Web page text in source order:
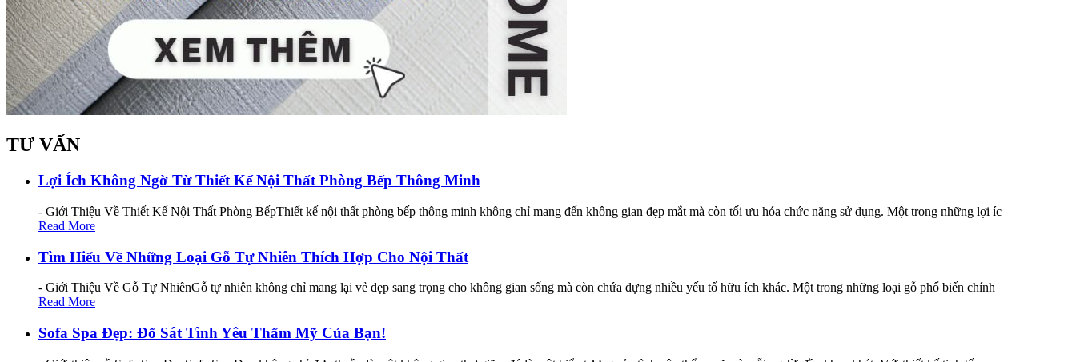
TƯ VẤN
Lợi Ích Không Ngờ Từ Thiết Kế Nội Thất Phòng Bếp Thông Minh
- Giới Thiệu Về Thiết Kế Nội Thất Phòng BếpThiết kế nội thất phòng bếp thông minh không chỉ mang đến không gian đẹp mắt mà còn tối ưu hóa chức năng sử dụng. Một trong những lợi íc
Read More
Tìm Hiểu Về Những Loại Gỗ Tự Nhiên Thích Hợp Cho Nội Thất
- Giới Thiệu Về Gỗ Tự NhiênGỗ tự nhiên không chỉ mang lại vẻ đẹp sang trọng cho không gian sống mà còn chứa đựng nhiều yếu tố hữu ích khác. Một trong những loại gỗ phổ biến chính
Read More
Sofa Spa Đẹp: Đổ Sát Tình Yêu Thẩm Mỹ Của Bạn!